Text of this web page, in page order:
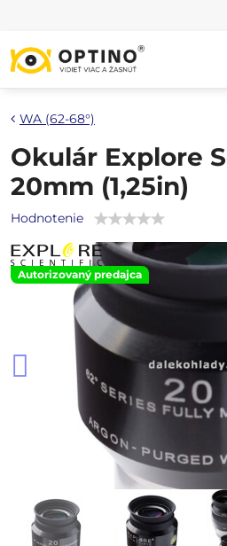
Autorizovaný predajca
WA (62-68°)
Okulár Explore
20mm (1,25in)
Hodnotenie